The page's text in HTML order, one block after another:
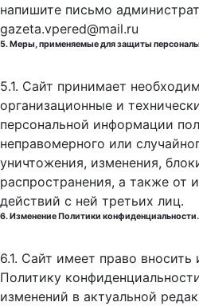
напишите письмо
gazeta.vpered@mail.ru
5. Меры, применяемые для защиты
5.1. Сайт принимает
организационные и
персональной информации
неправомерного или
уничтожения, изменения,
распространения, а также от
действий с ней третьих лиц.
6. Изменение Политики
6.1. Сайт имеет право
Политику
изменений в актуальной